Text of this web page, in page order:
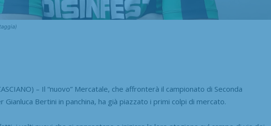
– Il “nuovo” Mercatale, che affronterà il campionato di Seconda
Gianluca Bertini in panchina, ha già piazzato i primi colpi di mercato.